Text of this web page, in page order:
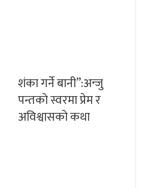
शंका गर्ने बानी”:अन्जु
पन्तको स्वरमा प्रेम र
अविश्वासको कथा